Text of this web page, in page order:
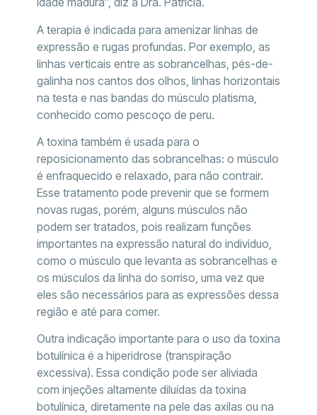
A terapia é indicada para amenizar linhas de
expressão e rugas profundas. Por exemplo, as
linhas verticais entre as sobrancelhas, pés-de-
galinha nos cantos dos olhos, linhas horizontais
na testa e nas bandas do músculo platisma,
conhecido como pescoço de peru.
A toxina também é usada para o
reposicionamento das sobrancelhas: o músculo
é enfraquecido e relaxado, para não contrair.
Esse tratamento pode prevenir que se formem
novas rugas, porém, alguns músculos não
podem ser tratados, pois realizam funções
importantes na expressão natural do indivíduo,
como o músculo que levanta as sobrancelhas e
os músculos da linha do sorriso, uma vez que
eles são necessários para as expressões dessa
região e até para comer.
Outra indicação importante para o uso da toxina
botulínica é a hiperidrose (transpiração
excessiva). Essa condição pode ser aliviada
com injeções altamente diluídas da toxina
botulínica, diretamente na pele das axilas ou na